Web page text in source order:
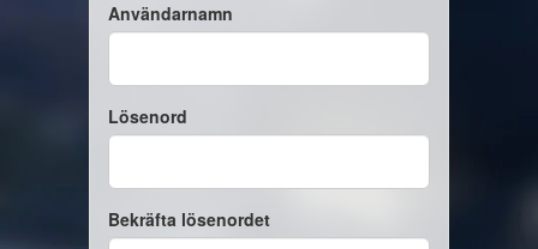
Användarnamn
Lösenord
Bekräfta lösenordet